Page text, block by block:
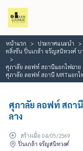
หน้าแรก
ประกาศแนะนำ
ตลิ่งชัน ปิ่นเกล้า จรัญสนิทวงศ์
ศุภาลัย ลอฟท์ สถานีแยกไฟฉาย
ศุภาลัย ลอฟท์ สถานี MRTแยกไ
ศุภาลัย ลอฟท์ สถา
ลาง
สร้างเมื่อ 04/05/2569
ปิ่นเกล้า จรัญสนิทวงศ์